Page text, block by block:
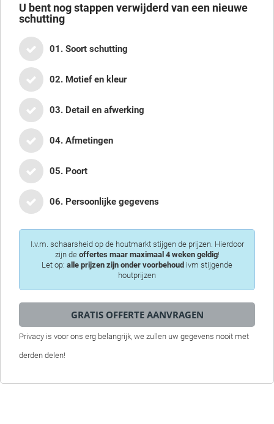
U bent nogstappen verwijderd van een nieuwe
schutting
01. Soort schutting
02. Motief en kleur
03. Detail en afwerking
04. Afmetingen
05. Poort
06. Persoonlijke gegevens
I.v.m. schaarsheid op de houtmarkt stijgen de prijzen. Hierdoor
zijn de offertes maar maximaal 4 weken geldig!
Let op: alle prijzen zijn onder voorbehoud ivm stijgende
houtprijzen
Privacy is voor ons erg belangrijk, we zullen uw gegevens nooit met
derden delen!